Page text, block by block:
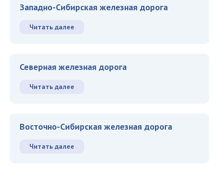
Западно-Сибирская железная дорога
Читать далее
Северная железная дорога
Читать далее
Восточно-Сибирская железная дорога
Читать далее